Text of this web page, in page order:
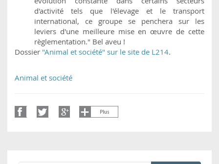
d'activité tels que l'élevage et le transport
international, ce groupe se penchera sur les
leviers d'une meilleure mise en œuvre de cette
règlementation." Bel aveu !
Dossier "Animal et société" sur le site de L214.
Animal et société